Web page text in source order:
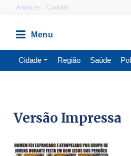
Anuncie Contato
Cidade Região Saúde
Versão Impressa